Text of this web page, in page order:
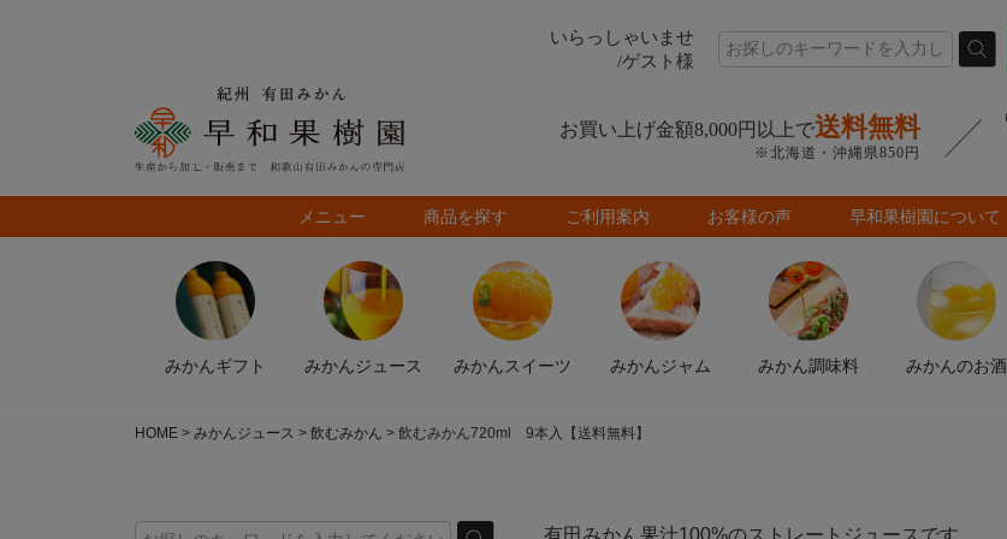
いらっしゃいませ
/ゲスト様
お買い上げ金額8,000円以上で送料無料
※北海道・沖縄県850円
メニュー 商品を探す ご利用案内 お客様の声 早和果樹園について
みかんギフト みかん ジュース みかんスイーツ みかん ジャム みかん調味料 みかんのお酒
HOME みかんジュース 飲むみかん 飲むみかん720ml 9本入【送料無料】
有田みかん果汁100%のストレートジュースです。